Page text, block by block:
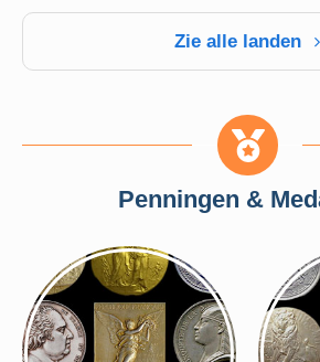
Zie alle landen
Penningen &